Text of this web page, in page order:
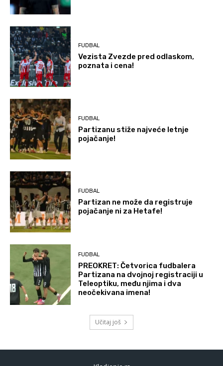
FUDBAL
Vezista Zvezde pred odlaskom,
poznata i cena!
FUDBAL
Partizanu stiže najveće letnje
pojačanje!
FUDBAL
Partizan ne može da registruje
pojačanje ni za Hetafe!
FUDBAL
PREOKRET: Četvorica fudbalera
Partizana na dvojnoj registraciji u
Teleoptiku, među njima i dva
neočekivana imena!
Učitaj još